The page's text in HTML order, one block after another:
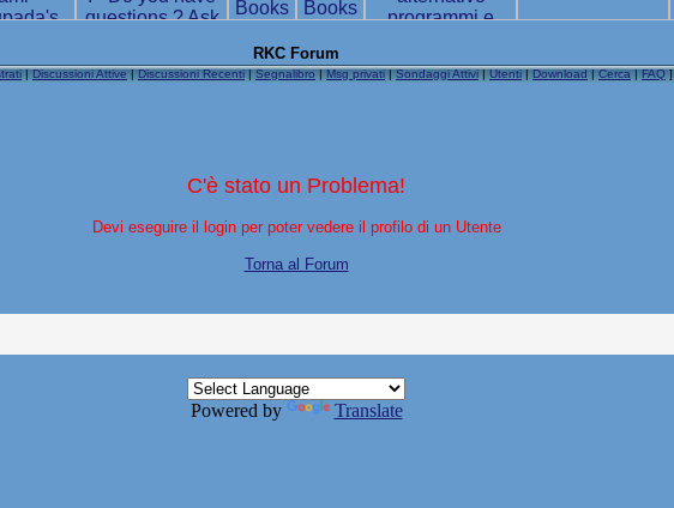
RKC Forum
|Discussioni Attive|Discussioni Recenti|Segnalibro|Msg privati|Sondaggi Attivi|Utenti|Download|Cerca|FAQ]
C'è stato un Problema!
Devi eseguire il login per poter vedere il profilo di un Utente
Torna al Forum
Powered by Translate